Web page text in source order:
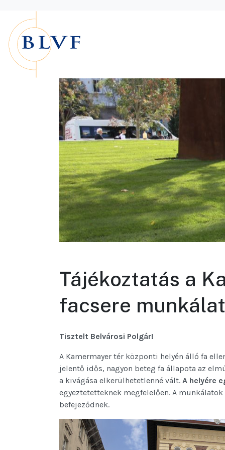
Tájékoztatás a
facsere
Tisztelt Belvárosi Polgár!
A Kamermayer tér központi helyén álló fa
jelentő idős, nagyon beteg fa állapota az
a kivágása elkerülhetetlenné vált. A helyére
egyeztetetteknek megfelelően. A
befejeződnek.